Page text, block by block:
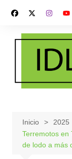
contenido
Inicio 2025
Terremotos en
de lodo a más